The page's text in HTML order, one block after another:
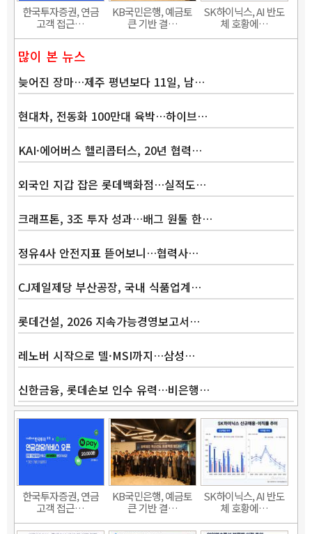
한국투자증권, 연금
고객 접근…
KB국민은행, 예금토
큰 기반 결…
SK하이닉스, AI 반도
체 호황에…
많이 본 뉴스
늦어진 장마…제주 평년보다 11일, 남…
현대차, 전동화 100만대 육박…하이브…
KAI·에어버스 헬리콥터스, 20년 협력…
외국인 지갑 잡은 롯데백화점…실적도…
크래프톤, 3조 투자 성과…배그 원툴 한…
정유4사 안전지표 뜯어보니…협력사…
CJ제일제당 부산공장, 국내 식품업계…
롯데건설, 2026 지속가능경영보고서…
레노버 시작으로 델·MSI까지…삼성…
신한금융, 롯데손보 인수 유력…비은행…
한국투자증권, 연금
고객 접근…
KB국민은행, 예금토
큰 기반 결…
SK하이닉스, AI 반도
체 호황에…